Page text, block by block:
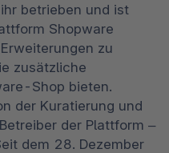
betrieben und ist
Shopware
zu
zusätzliche
Shop bieten.
der Kuratierung und
der Plattform –
dem 28. Dezember